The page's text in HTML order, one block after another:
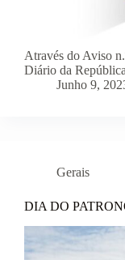
Através do Aviso
Diário da
Junho 9,
Gerais
DIA DO